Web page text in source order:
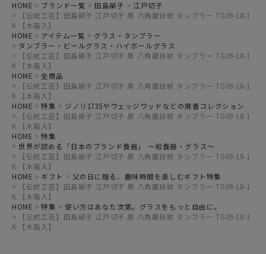
HOME ブランド一覧 田島硝子
江戸切子
【伝統工芸】田島硝子 江戸切子 黒 八角籠目紋 タンブラー TG09-18-1
K 【木箱入】
HOME
アイテム一覧
グラス・タンブラー
タンブラー・ビールグラス・ハイボールグラス
【伝統工芸】田島硝子 江戸切子 黒 八角籠目紋 タンブラー TG09-18-1
K 【木箱入】
HOME
全商品
【伝統工芸】田島硝子 江戸切子 黒 八角籠目紋 タンブラー TG09-18-1
K 【木箱入】
HOME
特集
ジノリ1735やウェッジウッドなどの廃番コレクション
【伝統工芸】田島硝子 江戸切子 黒 八角籠目紋 タンブラー TG09-18-1
K 【木箱入】
HOME
特集
世界が認める「日本のブランド食器」 ～和食器・グラス～
【伝統工芸】田島硝子 江戸切子 黒 八角籠目紋 タンブラー TG09-18-1
K 【木箱入】
HOME
ギフト
父の日に贈る、趣味時間を楽しむギフト特集
【伝統工芸】田島硝子 江戸切子 黒 八角籠目紋 タンブラー TG09-18-1
K 【木箱入】
HOME
特集
使い方はあなた次第。グラスをもっと自由に。
【伝統工芸】田島硝子 江戸切子 黒 八角籠目紋 タンブラー TG09-18-1
K 【木箱入】